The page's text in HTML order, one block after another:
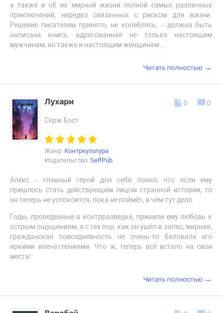
а также и об их мирной жизни полной самых различных
приключений, нередко связанных с риском для жизни.
Решение писателем принято, не колеблясь, – должна быть
написана книга, адресованная не только настоящим
мужчинам, но также и настоящим женщинам…
Читать полностью →
Лухари
Серж Бэст
Жанр: Контркультура
Издательство: SelfPub
Алекс – главный герой для себя понял, что если ему
пришлось стать действующим лицом странной истории, то
он теперь не успокоится, пока не поймёт, в чём тут дело.
Годы, проведенные в контрразведке, привили ему любовь к
острым ощущениям, а с тех пор, как он ушёл в запас, мирная,
гражданская повседневность не очень-то баловала его
яркими впечатлениями. Что ж, теперь всё встало на свои
места!
0 0
Читать полностью →